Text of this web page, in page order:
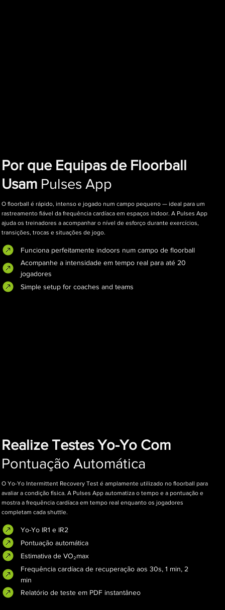
Por que Equipas de Floorball
Usam Pulses App
O floorball é rápido, intenso e jogado num campo pequeno — ideal para um
rastreamento fiável da frequência cardíaca em espaços indoor. A Pulses App
ajuda os treinadores a acompanhar o nível de esforço durante exercícios,
transições, trocas e situações de jogo.
Funciona perfeitamente indoors num campo de floorball
Acompanhe a intensidade em tempo real para até 20
jogadores
Simple setup for coaches and teams
Realize Testes Yo-Yo Com
Pontuação Automática
O Yo-Yo Intermittent Recovery Test é amplamente utilizado no floorball para
avaliar a condição física. A Pulses App automatiza o tempo e a pontuação e
mostra a frequência cardíaca em tempo real enquanto os jogadores
completam cada shuttle.
Yo-Yo IR1 e IR2
Pontuação automática
Estimativa de VO₂max
Frequência cardíaca de recuperação aos 30s, 1 min, 2
min
Relatório de teste em PDF instantâneo